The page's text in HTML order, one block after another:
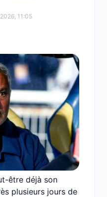
11:05
être déjà son
plusieurs jours de